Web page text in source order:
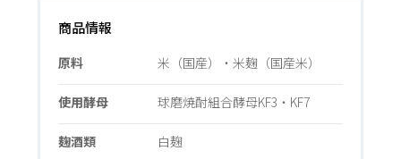
商品情報
原料 米（国産）・米麹（国産米）
使用酵母 球磨焼酎組合酵母KF3・KF7
麹酒類 白麹